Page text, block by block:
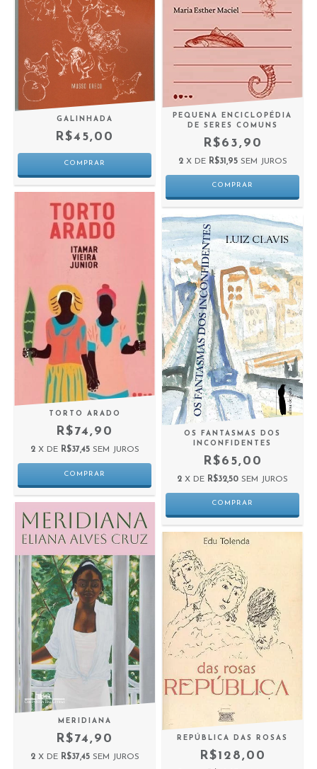
GALINHADA
R$45,00
PEQUENA ENCICLOPÉDIA
DE SERES COMUNS
R$63,90
2 X DE R$31,95 SEM JUROS
TORTO ARADO
R$74,90
2 X DE R$37,45 SEM JUROS
OS FANTASMAS DOS
INCONFIDENTES
R$65,00
2 X DE R$32,50 SEM JUROS
MERIDIANA
R$74,90
2 X DE R$37,45 SEM JUROS
REPÚBLICA DAS ROSAS
R$128,00